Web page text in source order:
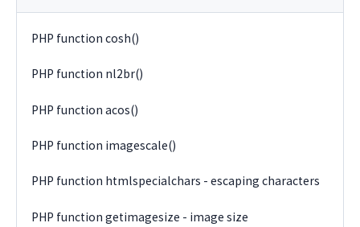
PHP function cosh()
PHP function nl2br()
PHP function acos()
PHP function imagescale()
PHP function htmlspecialchars - escaping characters
PHP function getimagesize - image size